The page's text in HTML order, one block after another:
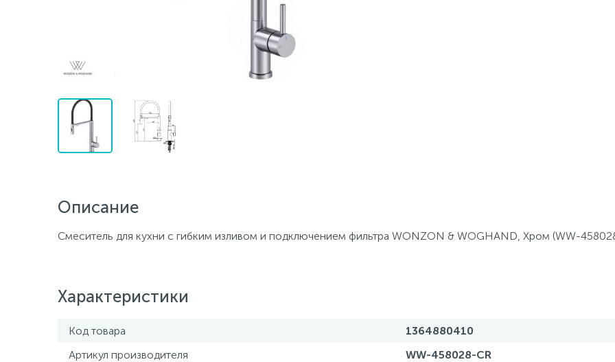
Описание
Смеситель для кухни с гибким изливом и подключением фильтра WONZON & WOGHAND, Хром (WW-
Характеристики
Код товара
1364880410
Артикул производителя
WW-458028-CR